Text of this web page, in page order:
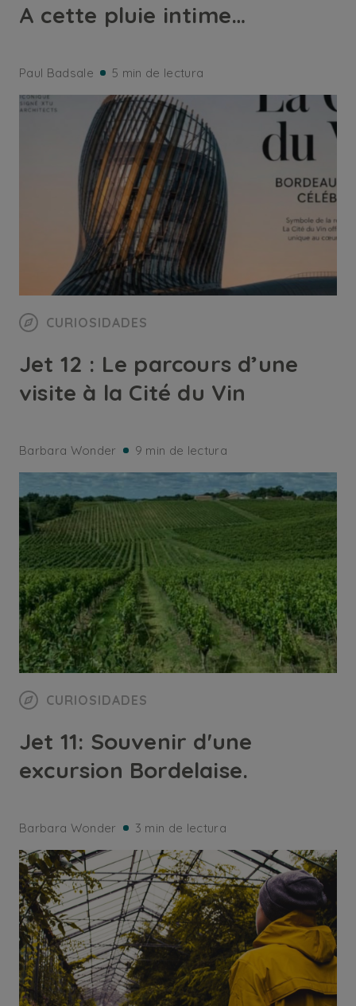
A cette pluie intime…
Paul Badsale 5 min de lectura
CURIOSIDADES
Jet 12 : Le parcours d’une
visite à la Cité du Vin
Barbara Wonder 9 min de lectura
CURIOSIDADES
Jet 11: Souvenir d'une
excursion Bordelaise.
Barbara Wonder 3 min de lectura